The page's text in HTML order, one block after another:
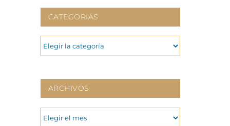
CATEGORIAS
CATEGORIAS
ARCHIVOS
ARCHIVOS